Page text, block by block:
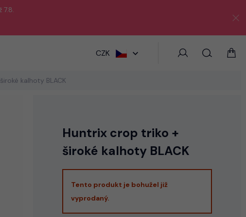
7.8.
CZK
kalhoty BLACK
Huntrix crop triko +
široké kalhoty BLACK
Tento produkt je bohužel již
vyprodaný.